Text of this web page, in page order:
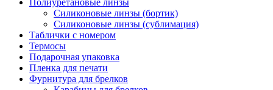
Силиконовые линзы (бортик)
Силиконовые линзы (сублимация)
Таблички с номером
Термосы
Подарочная упаковка
Пленка для печати
Фурнитура для брелков